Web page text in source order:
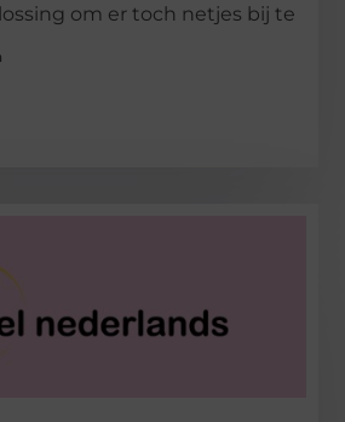
om er toch netjes bij te